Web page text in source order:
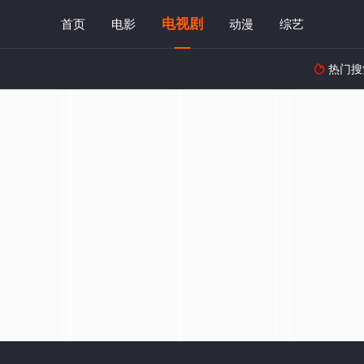
首页 电影 电视剧 动漫 综艺
 热门